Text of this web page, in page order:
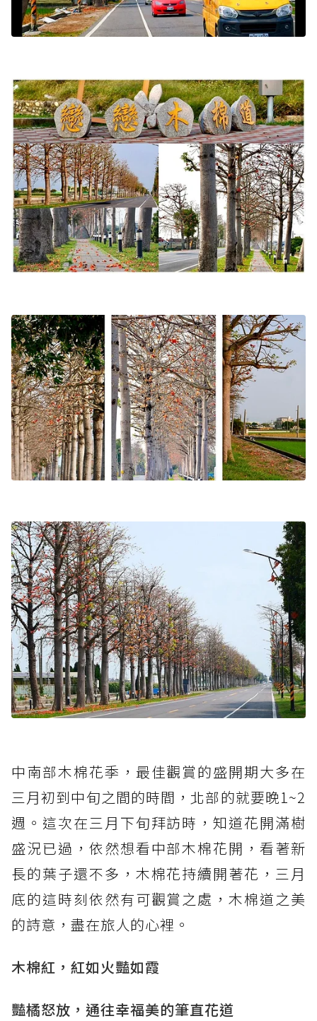
中南部木棉花季，最佳觀賞的盛開期大多在
三月初到中旬之間的時間，北部的就要晚1~2
週。這次在三月下旬拜訪時，知道花開滿樹
盛況已過，依然想看中部木棉花開，看著新
長的葉子還不多，木棉花持續開著花，三月
底的這時刻依然有可觀賞之處，木棉道之美
的詩意，盡在旅人的心裡。
木棉紅，紅如火豔如霞
豔橘怒放，通往幸福美的筆直花道